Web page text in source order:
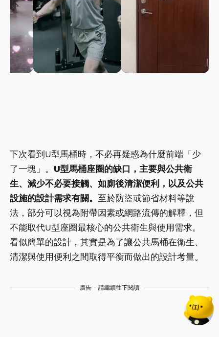
下次看到U型馬桶時，不必再疑惑為什麼前端「少
了一塊」。 U型馬桶座圈的缺口，主要與公共衛
生、減少不必要接觸、如廁後清潔便利，以及公共
設施的設計需求有關。 至於防盜或節省材料等說
法，部分可以視為附帶因素或網路流傳的解釋，但
不能取代U型座圈最核心的公共衛生與使用需求。
看似簡單的設計，其實是為了讓公共馬桶在衛生、
清潔與使用便利之間取得平衡而做出的設計考量。
廣告 - 請繼續往下閱讀